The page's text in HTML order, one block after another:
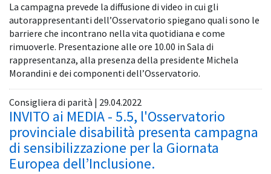
La campagna prevede la diffusione di video in cui gli
autorappresentanti dell’Osservatorio spiegano quali sono le
barriere che incontrano nella vita quotidiana e come
rimuoverle. Presentazione alle ore 10.00 in Sala di
rappresentanza, alla presenza della presidente Michela
Morandini e dei componenti dell’Osservatorio.
Consigliera di parità | 29.04.2022
INVITO ai MEDIA - 5.5, l'Osservatorio
provinciale disabilità presenta campagna
di sensibilizzazione per la Giornata
Europea dell’Inclusione.